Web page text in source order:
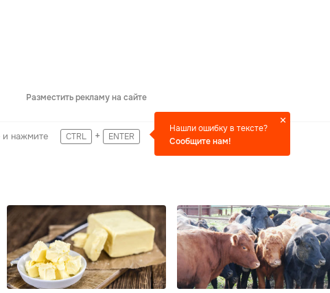
Разместить рекламу на сайте
и нажмите CTRL + ENTER
Нашли ошибку в тексте?
Сообщите нам!